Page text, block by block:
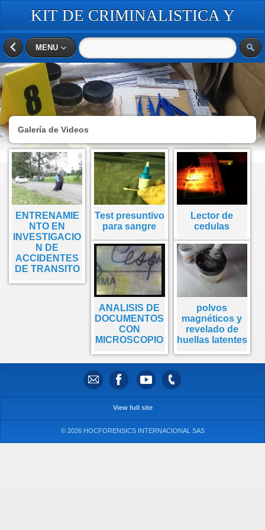
KIT DE CRIMINALISTICA Y
MENU
Galería de Videos
ENTRENAMIE
NTO EN
INVESTIGACIO
N DE
ACCIDENTES
DE TRANSITO
Test presuntivo
para sangre
Lector de
cedulas
ANALISIS DE
DOCUMENTOS
CON
MICROSCOPIO
polvos
magnéticos y
revelado de
huellas latentes
View full site
© 2026 HOCFORENSICS INTERNACIONAL SAS